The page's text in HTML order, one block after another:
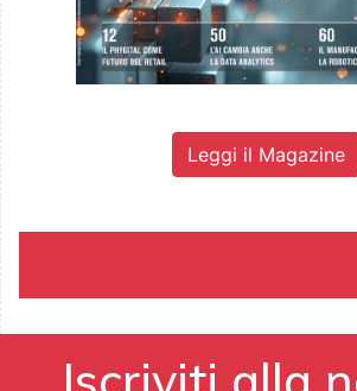
Leggi il Magazine